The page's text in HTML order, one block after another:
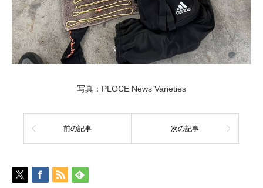
写真：PLOCE News Varieties
前の記事 次の記事